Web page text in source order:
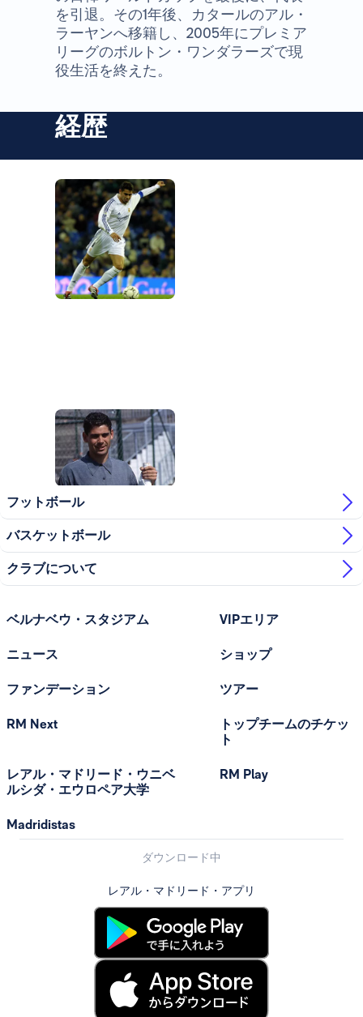
を引退。その1年後、カタールのアル・
ラーヤンへ移籍し、2005年にプレミア
リーグのボルトン・ワンダラーズで現
役生活を終えた。
経歴
写真：Real Madrid
フットボール
バスケットボール
クラブについて
ベルナベウ・スタジアム
ニュース
ファンデーション
RM Next
レアル・マドリード・ウニベ
ルシダ・エウロペア大学
Madridistas
VIPエリア
ショップ
ツアー
トップチームのチケッ
ト
RM Play
ダウンロード中
レアル・マドリード・アプリ